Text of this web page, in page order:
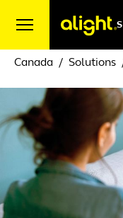
Canada Solutions